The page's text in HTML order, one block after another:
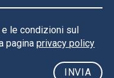
le condizioni sul
paginaprivacy policy